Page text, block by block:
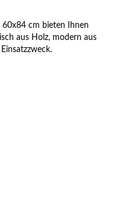
60x84 cm bieten Ihnen
aus Holz, modern aus